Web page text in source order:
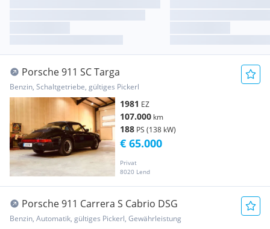
Porsche 911 SC Targa
Benzin, Schaltgetriebe, gültiges Pickerl
1981 EZ
107.000 km
188 PS (138 kW)
Privat
8020 Lend
€ 65.000
Porsche 911 Carrera S Cabrio DSG
Benzin, Automatik, gültiges Pickerl, Gewährleistung